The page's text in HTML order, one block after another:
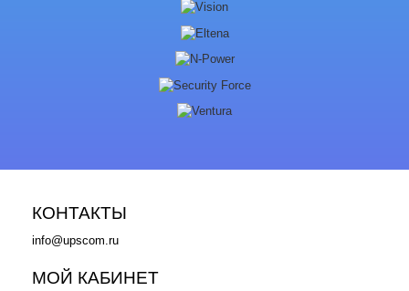
КОНТАКТЫ
info@upscom.ru
МОЙ КАБИНЕТ